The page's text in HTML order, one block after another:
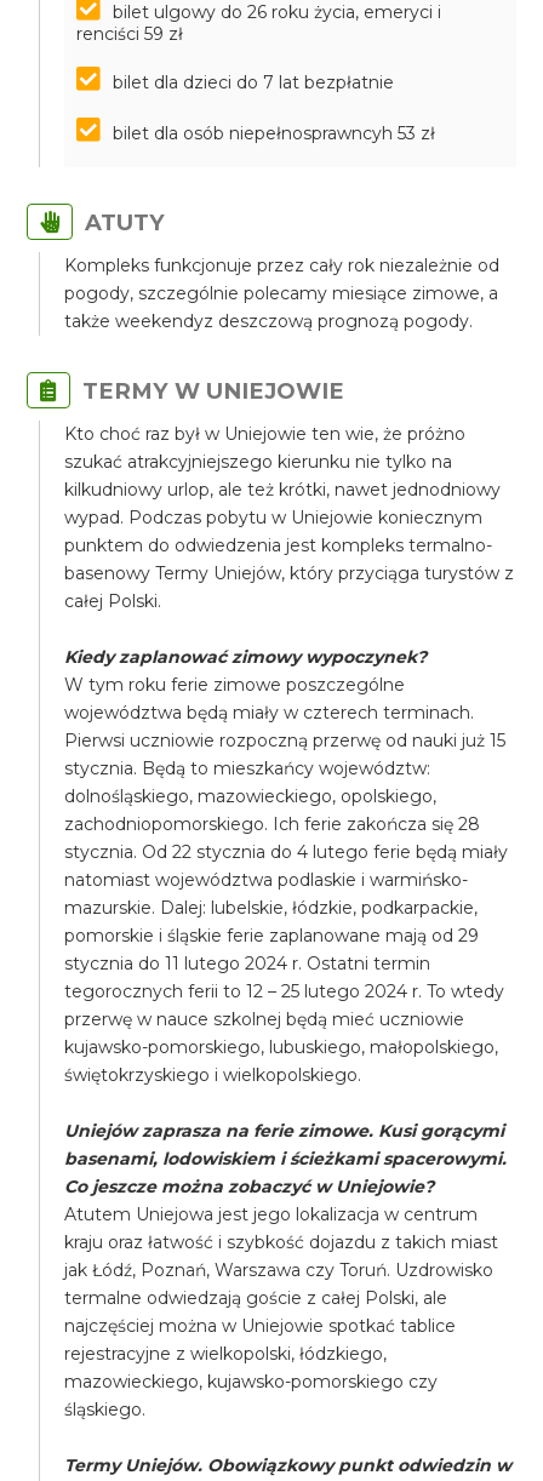
bilet ulgowy do 26 roku życia, emeryci i
renciści 59 zł
bilet dla dzieci do 7 lat bezpłatnie
bilet dla osób niepełnosprawncyh 53 zł
ATUTY
Kompleks funkcjonuje przez cały rok niezależnie od
pogody, szczególnie polecamy miesiące zimowe, a
także weekendyz deszczową prognozą pogody.
TERMY W UNIEJOWIE
Kto choć raz był w Uniejowie ten wie, że próżno
szukać atrakcyjniejszego kierunku nie tylko na
kilkudniowy urlop, ale też krótki, nawet jednodniowy
wypad. Podczas pobytu w Uniejowie koniecznym
punktem do odwiedzenia jest kompleks termalno-
basenowy Termy Uniejów, który przyciąga turystów z
całej Polski.
Kiedy zaplanować zimowy wypoczynek?
​W tym roku ferie zimowe poszczególne
województwa będą miały w czterech terminach.
Pierwsi uczniowie rozpoczną przerwę od nauki już 15
stycznia. Będą to mieszkańcy województw:
dolnośląskiego, mazowieckiego, opolskiego,
zachodniopomorskiego. Ich ferie zakończa się 28
stycznia. Od 22 stycznia do 4 lutego ferie będą miały
natomiast województwa podlaskie i warmińsko-
mazurskie. Dalej: lubelskie, łódzkie, podkarpackie,
pomorskie i śląskie ferie zaplanowane mają od 29
stycznia do 11 lutego 2024 r. Ostatni termin
tegorocznych ferii to 12 – 25 lutego 2024 r. To wtedy
przerwę w nauce szkolnej będą mieć uczniowie
kujawsko-pomorskiego, lubuskiego, małopolskiego,
świętokrzyskiego i wielkopolskiego.
Uniejów zaprasza na ferie zimowe. Kusi gorącymi
basenami, lodowiskiem i ścieżkami spacerowymi.
Co jeszcze można zobaczyć w Uniejowie?
Atutem Uniejowa jest jego lokalizacja w centrum
kraju oraz łatwość i szybkość dojazdu z takich miast
jak Łódź, Poznań, Warszawa czy Toruń. Uzdrowisko
termalne odwiedzają goście z całej Polski, ale
najczęściej można w Uniejowie spotkać tablice
rejestracyjne z wielkopolski, łódzkiego,
mazowieckiego, kujawsko-pomorskiego czy
śląskiego.
Termy Uniejów. Obowiązkowy punkt odwiedzin w